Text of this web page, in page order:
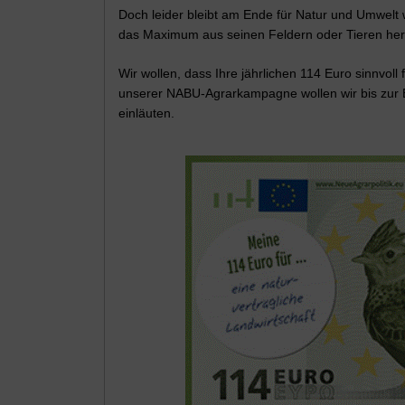
Doch leider bleibt am Ende für Natur und
das Maximum aus seinen Feldern oder Tieren
Wir wollen, dass Ihre jährlichen 114 Euro
unserer NABU-Agrarkampagne wollen wir bis
einläuten.